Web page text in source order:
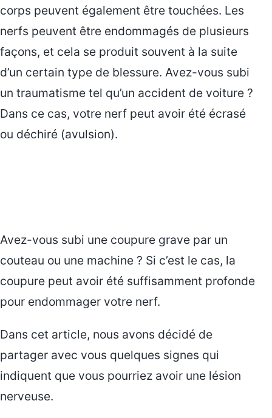
corps peuvent également être touchées. Les
nerfs peuvent être endommagés de plusieurs
façons, et cela se produit souvent à la suite
d’un certain type de blessure. Avez-vous subi
un traumatisme tel qu’un accident de voiture ?
Dans ce cas, votre nerf peut avoir été écrasé
ou déchiré (avulsion).
Avez-vous subi une coupure grave par un
couteau ou une machine ? Si c’est le cas, la
coupure peut avoir été suffisamment profonde
pour endommager votre nerf.
Dans cet article, nous avons décidé de
partager avec vous quelques signes qui
indiquent que vous pourriez avoir une lésion
nerveuse.